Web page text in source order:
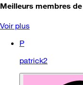
Meilleurs membres
Voir plus
P
patrick2